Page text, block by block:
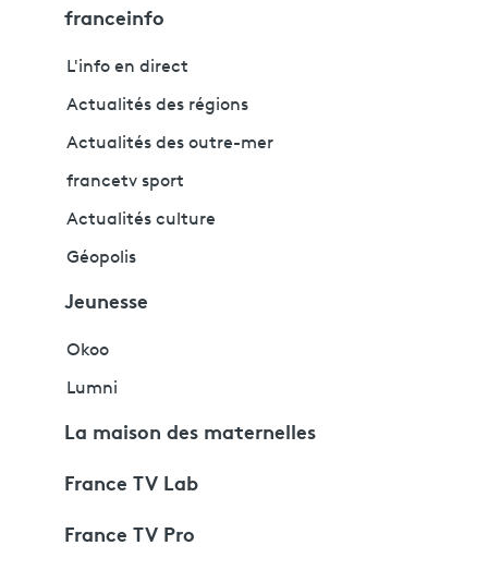
franceinfo
L'info en direct
Actualités des régions
Actualités des outre-mer
francetv sport
Actualités culture
Géopolis
Jeunesse
Okoo
Lumni
La maison des maternelles
France TV Lab
France TV Pro